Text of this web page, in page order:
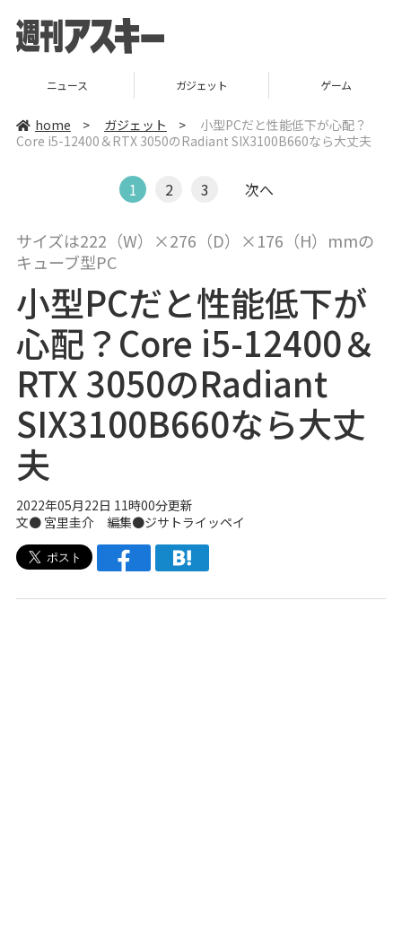
ニュース ガジェット ゲーム
home > ガジェット >
小型PCだと性能低下が心配？
Core i5-12400＆RTX 3050のRadiant SIX3100B660なら大丈夫
1 2 3 次へ
サイズは222（W）×276（D）×176（H）mmの
キューブ型PC
小型PCだと性能低下が
心配？Core i5-12400＆
RTX 3050のRadiant
SIX3100B660なら大丈
夫
2022年05月22日 11時00分更新
文● 宮里圭介 編集●ジサトライッペイ